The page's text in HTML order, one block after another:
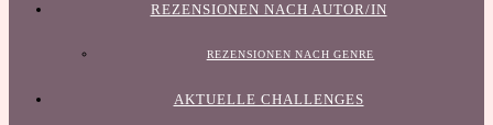
REZENSIONEN NACH AUTOR/IN
REZENSIONEN NACH GENRE
AKTUELLE CHALLENGES